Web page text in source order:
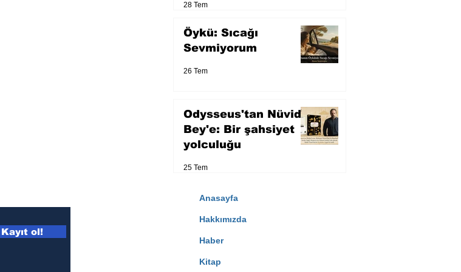
28 Tem
Öykü: Sıcağı
Sevmiyorum
26 Tem
Odysseus'tan Nüvid
Bey'e: Bir şahsiyet
yolculuğu
25 Tem
Kayıt ol!
Anasayfa
Hakkımızda
Haber
Kitap